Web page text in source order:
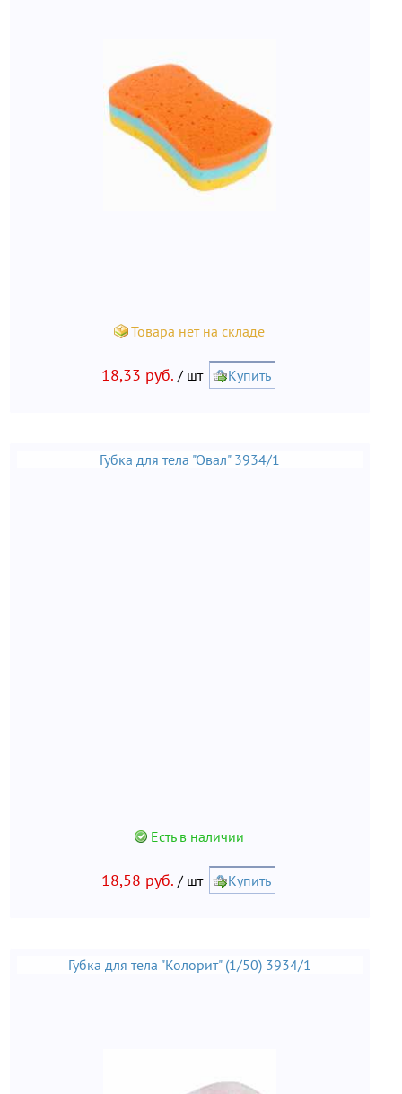
Товара нет на складе
18,33 руб. / шт Купить
Губка для тела "Овал" 3934/1
Есть в наличии
18,58 руб. / шт Купить
Губка для тела "Колорит" (1/50) 3934/1